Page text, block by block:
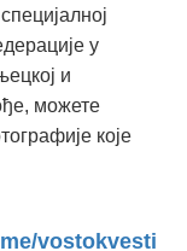
у
и
можете
које
vostokvesti